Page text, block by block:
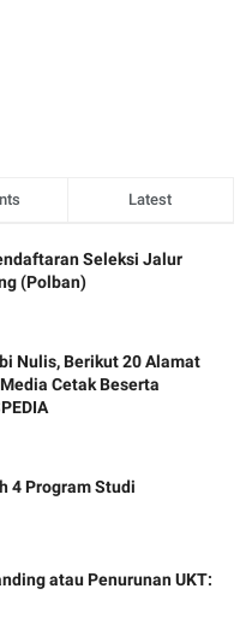
Latest
Seleksi Jalur
(Polban)
Nulis, Berikut 20 Alamat
Cetak Beserta
4 Program Studi
atau Penurunan UKT: